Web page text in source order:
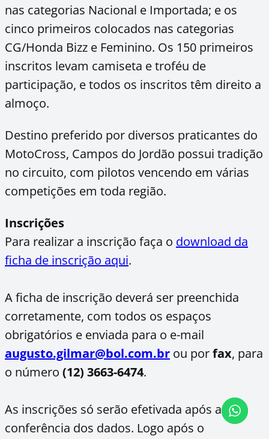
nas categorias Nacional e Importada; e os
cinco primeiros colocados nas categorias
CG/Honda Bizz e Feminino. Os 150 primeiros
inscritos levam camiseta e troféu de
participação, e todos os inscritos têm direito a
almoço.
Destino preferido por diversos praticantes do
MotoCross, Campos do Jordão possui tradição
no circuito, com pilotos vencendo em várias
competições em toda região.
Inscrições
Para realizar a inscrição faça o download da
ficha de inscrição aqui.
A ficha de inscrição deverá ser preenchida
corretamente, com todos os espaços
obrigatórios e enviada para o e-mail
augusto.gilmar@bol.com.br ou porfax, para
o número (12) 3663-6474.
As inscrições só serão efetivada após a
conferência dos dados. Logo após o